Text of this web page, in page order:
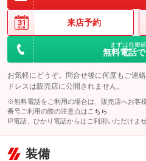
来店予約
まずは在庫
無料電話
お気軽にどうぞ。問合せ後に何度もご連
ドレスは販売店に公開されません。
※無料電話をご利用の場合は、販売店へお客
番号ご利用の際の注意点は こちら
IP電話、ひかり電話からはご利用いただけませ
装備